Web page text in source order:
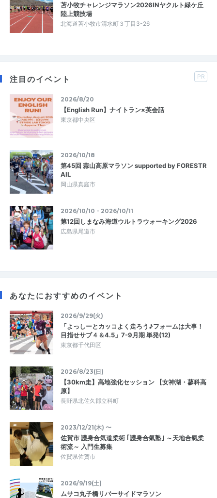
苫小牧チャレンジマラソン2026INヤクルト緑ケ丘
陸上競技場
北海道苫小牧市清水町３丁目3-26
注目のイベント PR
2026/8/20
【English Run】ナイトラン×英会話
東京都中央区
2026/10/18
第45回 蒜山高原マラソン supported by FORESTR
AIL
岡山県真庭市
2026/10/10・2026/10/11
第12回しまなみ海道ウルトラウォーキング2026
広島県尾道市
あなたにおすすめのイベント
2026/9/29(火)
「よっしーとカッコよく走ろう♪フォームは大事！
目指せサブ４＆4.5」7-9月期 単発(12)
東京都千代田区
2026/8/23(日)
【30km走】高地強化セッション 【女神湖・蓼科高
原】
長野県北佐久郡立科町
2023/12/21(木) 〜
佐賀市 護身合気道柔術 ｢護身合氣塾｣ ～天地合氣柔
術流～ 入門生募集
佐賀県佐賀市
2026/9/19(土)
ムサコ丸子橋リバーサイドマラソン